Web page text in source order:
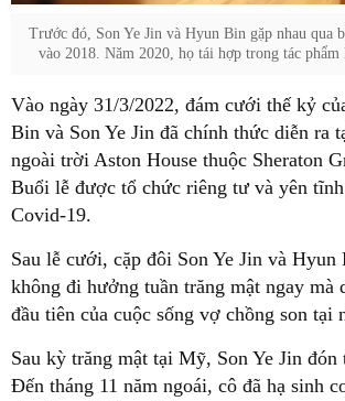
Trước đó, Son Ye Jin và Hyun Bin gặp nhau qua
vào 2018. Năm 2020, họ tái hợp trong tác
Vào ngày 31/3/2022, đám cưới thế kỷ
Bin và Son Ye Jin đã chính thức diễn ra
ngoài trời Aston House thuộc Sheraton
Buổi lễ được tổ chức riêng tư và yên
Covid-19.
Sau lễ cưới, cặp đôi Son Ye Jin và Hyun
không đi hưởng tuần trăng mật ngay mà
đầu tiên của cuộc sống vợ chồng son tại
Sau kỳ trăng mật tại Mỹ, Son Ye Jin
Đến tháng 11 năm ngoái, cô đã hạ sinh